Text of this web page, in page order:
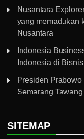
Nusantara
yang memadukan
Nusantara
Indonesia
Indonesia di
Presiden
Semarang Tawang
SITEMAP